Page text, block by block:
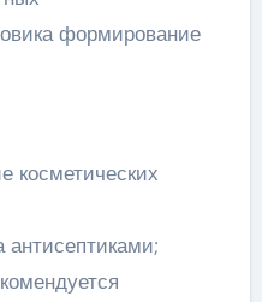
формирование
косметических
антисептиками;